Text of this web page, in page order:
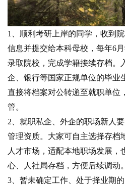
1、顺利考研上岸的同学，收到
信息并提交给本科母校，每年6
录取院校，完成学籍接续存档。
企、银行等国家正规单位的毕业
直接将档案对公转递至就职单位
管。
2、就职私企、外企的职场新人
管理资质。大家可自主选择存档
人才市场，适配本地职场发展，
心、人社局存档，方便后续调动。
3、暂未确定工作、处于择业期